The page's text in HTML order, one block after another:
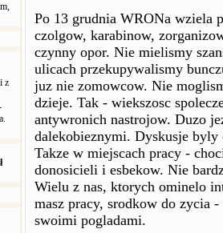
z
Po 13 grudnia WRONa wziela
czolgow, karabinow,
czynny opor. Nie mielismy
ulicach przekupywalismy
juz nie zomowcow. Nie
dzieje. Tak - wiekszosc
antywronich nastrojow. Duzo
dalekobieznymi. Dyskusje
Takze w miejscach pracy -
donosicieli i esbekow. Nie
Wielu z nas, ktorych ominelo
masz pracy, srodkow do zycia
swoimi pogladami.